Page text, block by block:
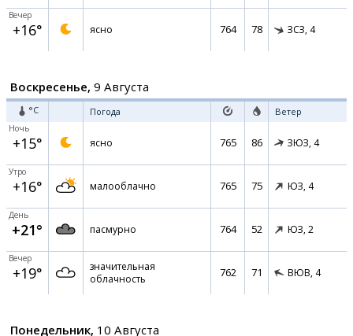
Вечер
+16° ясно 764 78 ЗСЗ, 4
Воскресенье, 9 Августа
°C Погода Ветер
Ночь
+15° ясно 765 86 ЗЮЗ, 4
Утро
+16° малооблачно 765 75 ЮЗ, 4
День
+21° пасмурно 764 52 ЮЗ, 2
Вечер
+19°
значительная
облачность
762 71 ВЮВ, 4
Понедельник, 10 Августа